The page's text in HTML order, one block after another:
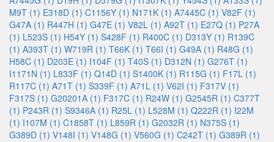
M9T (1) E318D (1) C1156Y (1) N171K (1) A7445C (1) V82F (1)
G47A (1) R447H (1) G47E (1) V82L (1) A92T (1) E27Q (1) P27A
(1) L523S (1) H54Y (1) S428F (1) R400C (1) D313Y (1) R139C
(1) A393T (1) W719R (1) T66K (1) T66I (1) G49A (1) R48G (1)
H58C (1) D203E (1) I104F (1) T40S (1) D312N (1) G276T (1)
I1171N (1) L833F (1) Q14D (1) S1400K (1) R115G (1) F17L (1)
R117C (1) A71T (1) S339F (1) A71L (1) V62I (1) F317V (1)
F317S (1) G20201A (1) F317C (1) R24W (1) G2545R (1) C377T
(1) P243R (1) S9346A (1) R25L (1) L528M (1) Q222R (1) I22M
(1) I107M (1) C1858T (1) L859R (1) G2032R (1) N375S (1)
G389D (1) V148I (1) V148G (1) V560G (1) C242T (1) G389R (1)